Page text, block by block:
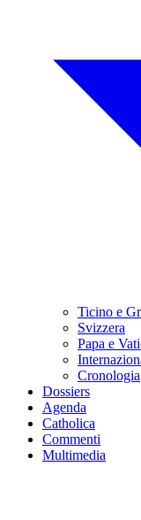
Ticino e
Svizzera
Papa e
Cronologia
Dossiers
Agenda
Catholica
Commenti
Multimedia